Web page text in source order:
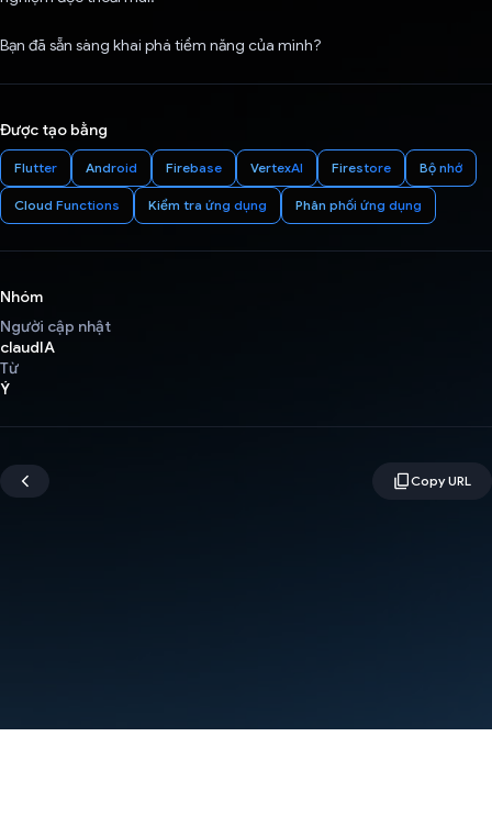
Bạn đã sẵn sàng khai phá tiềm năng của mình?
Được tạo bằng
Flutter Android Firebase VertexAI Firestore Bộ nhớ
Cloud Functions Kiểm tra ứng dụng Phân phối ứng dụng
Nhóm
Người cập nhật
claudIA
Từ
Ý